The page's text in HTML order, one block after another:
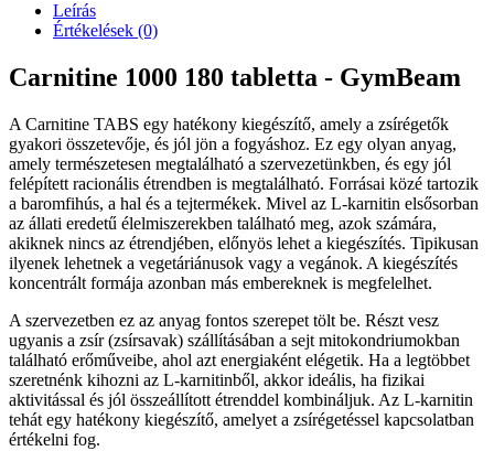
Leírás
Értékelések (0)
Carnitine 1000 180 tabletta - GymBeam
A Carnitine TABS egy hatékony kiegészítő, amely a zsírégetők
gyakori összetevője, és jól jön a fogyáshoz. Ez egy olyan anyag,
amely természetesen megtalálható a szervezetünkben, és egy jól
felépített racionális étrendben is megtalálható. Forrásai közé tartozik
a baromfihús, a hal és a tejtermékek. Mivel az L-karnitin elsősorban
az állati eredetű élelmiszerekben található meg, azok számára,
akiknek nincs az étrendjében, előnyös lehet a kiegészítés. Tipikusan
ilyenek lehetnek a vegetáriánusok vagy a vegánok. A kiegészítés
koncentrált formája azonban más embereknek is megfelelhet.
A szervezetben ez az anyag fontos szerepet tölt be. Részt vesz
ugyanis a zsír (zsírsavak) szállításában a sejt mitokondriumokban
található erőműveibe, ahol azt energiaként elégetik. Ha a legtöbbet
szeretnénk kihozni az L-karnitinből, akkor ideális, ha fizikai
aktivitással és jól összeállított étrenddel kombináljuk. Az L-karnitin
tehát egy hatékony kiegészítő, amelyet a zsírégetéssel kapcsolatban
értékelni fog.